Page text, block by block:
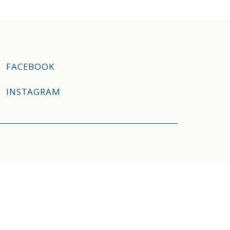
FACEBOOK
INSTAGRAM